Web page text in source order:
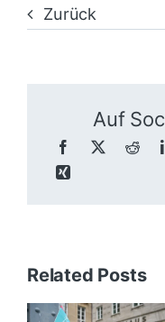
Zurück
Auf
Related Posts